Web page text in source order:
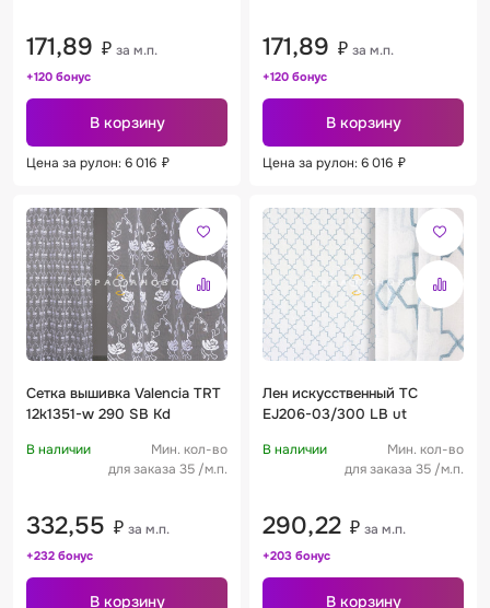
171,89 ₽ за м.п.
+120 бонус
В корзину
Цена за рулон: 6 016 ₽
171,89 ₽ за м.п.
+120 бонус
В корзину
Цена за рулон: 6 016 ₽
Сетка вышивка Valencia TRT
12k1351-w 290 SB Kd
В наличии
Мин. кол-во
для заказа 35 /м.п.
332,55 ₽ за м.п.
+232 бонус
В корзину
Лен искусственный TC
EJ206-03/300 LB ut
В наличии
Мин. кол-во
для заказа 35 /м.п.
290,22 ₽ за м.п.
+203 бонус
В корзину